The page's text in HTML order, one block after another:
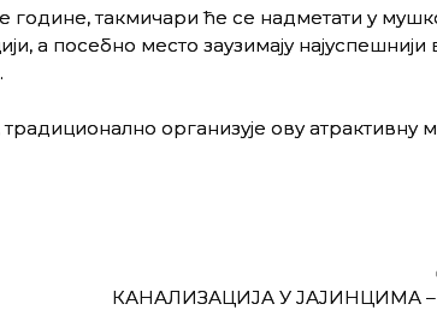
године, такмичари ће се надметати у
а посебно место заузимају најуспешнији
традиционално организује ову атрактивну
КАНАЛИЗАЦИЈА У ЈАЈИНЦИМА